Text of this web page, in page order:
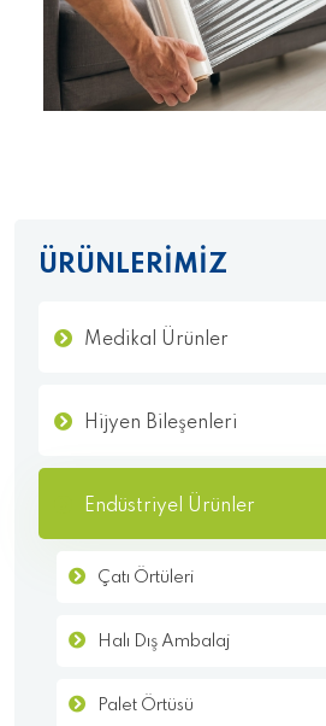
ÜRÜNLERİMİZ
Medikal Ürünler
Hijyen Bileşenleri
Endüstriyel Ürünler
Çatı Örtüleri
Halı Dış Ambalaj
Palet Örtüsü